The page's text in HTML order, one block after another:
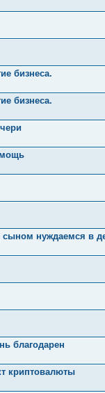
бизнеса.
бизнеса.
сыном нуждаемся в
благодарен
криптовалюты